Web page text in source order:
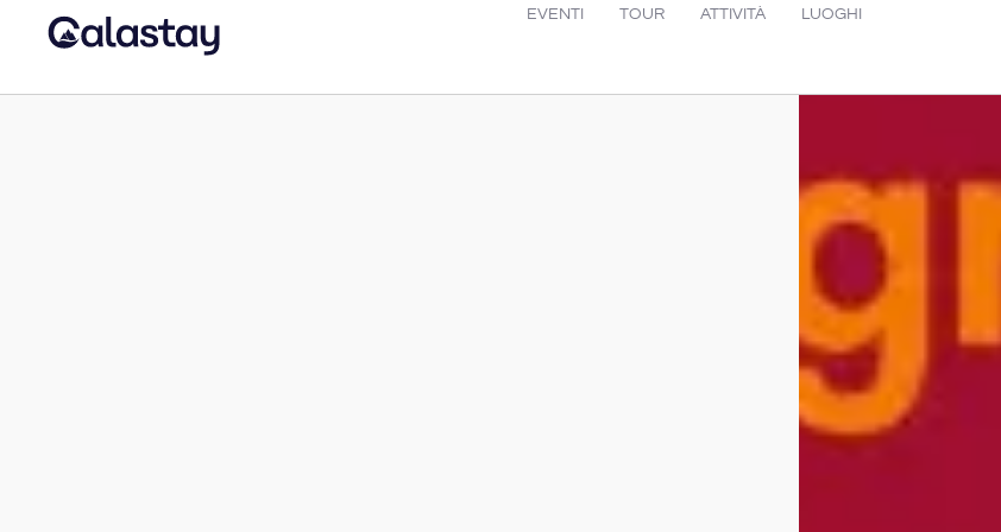
EVENTI TOUR ATTIVITÀ LUOGHI